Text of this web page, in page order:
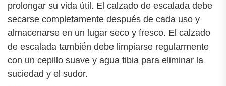
prolongar su vida útil. El calzado de escalada debe
secarse completamente después de cada uso y
almacenarse en un lugar seco y fresco. El calzado
de escalada también debe limpiarse regularmente
con un cepillo suave y agua tibia para eliminar la
suciedad y el sudor.